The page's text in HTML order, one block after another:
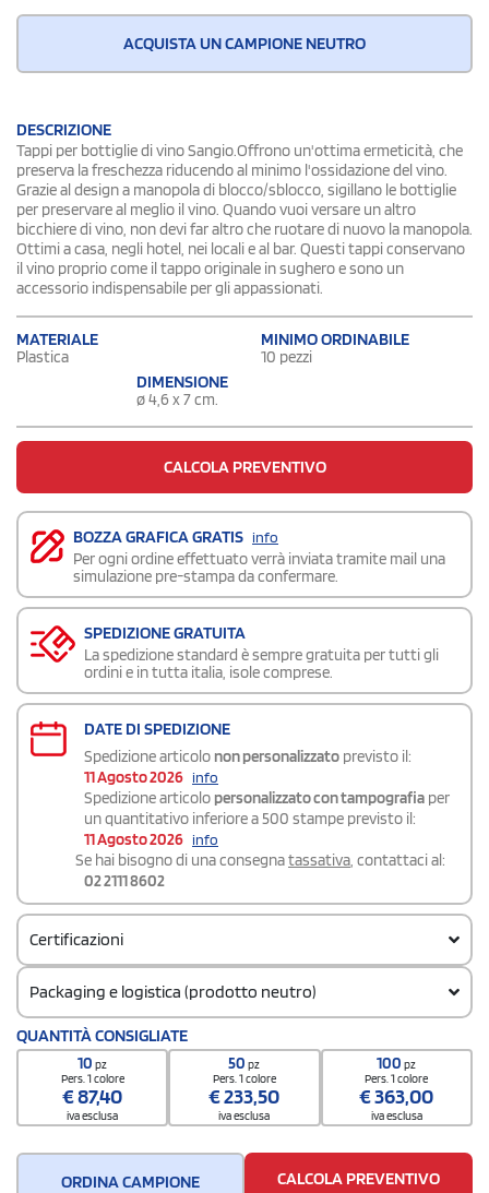
ACQUISTA UN CAMPIONE NEUTRO
DESCRIZIONE
Tappi per bottiglie di vino Sangio.Offrono un'ottima ermeticità, che
preserva la freschezza riducendo al minimo l'ossidazione del vino.
Grazie al design a manopola di blocco/sblocco, sigillano le bottiglie
per preservare al meglio il vino. Quando vuoi versare un altro
bicchiere di vino, non devi far altro che ruotare di nuovo la manopola.
Ottimi a casa, negli hotel, nei locali e al bar. Questi tappi conservano
il vino proprio come il tappo originale in sughero e sono un
accessorio indispensabile per gli appassionati.
MATERIALE
Plastica
MINIMO ORDINABILE
10 pezzi
DIMENSIONE
ø 4,6 x 7 cm.
CALCOLA PREVENTIVO
BOZZA GRAFICA GRATIS info
Per ogni ordine effettuato verrà inviata tramite mail una
simulazione pre-stampa da confermare.
SPEDIZIONE GRATUITA
La spedizione standard è sempre gratuita per tutti gli
ordini e in tutta italia, isole comprese.
DATE DI SPEDIZIONE
Spedizione articolo non personalizzato previsto il:
11 Agosto 2026 info
Spedizione articolo personalizzato con tampografia per
un quantitativo inferiore a 500 stampe previsto il:
11 Agosto 2026 info
Se hai bisogno di una consegnatassativa, contattaci al:
02 2111 8602
Certificazioni
Packaging e logistica (prodotto neutro)
Codice doganale
392690979000000000Q300
Quantità per scatola
QUANTITÀ CONSIGLIATE
10pz
Pers. 1 colore
€87,40
iva esclusa
50pz
Pers. 1 colore
€233,50
iva esclusa
100pz
Pers. 1 colore
€363,00
iva esclusa
ORDINA CAMPIONE
CALCOLA PREVENTIVO